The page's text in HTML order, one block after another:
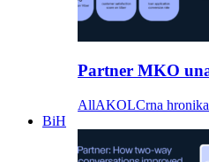
Partner MKO
AllAKOLCrna hronika
BiH